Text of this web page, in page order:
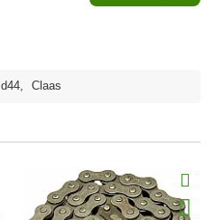
d44, Claas